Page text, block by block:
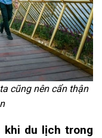
cũng nên cẩn thận
khi du lịch trong